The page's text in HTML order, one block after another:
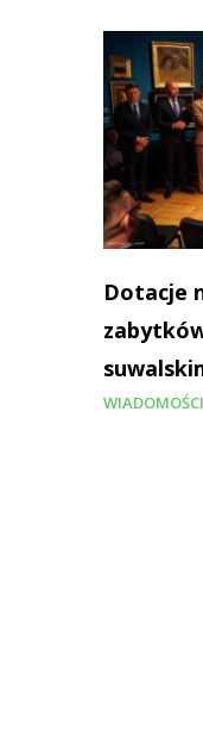
Dotacje